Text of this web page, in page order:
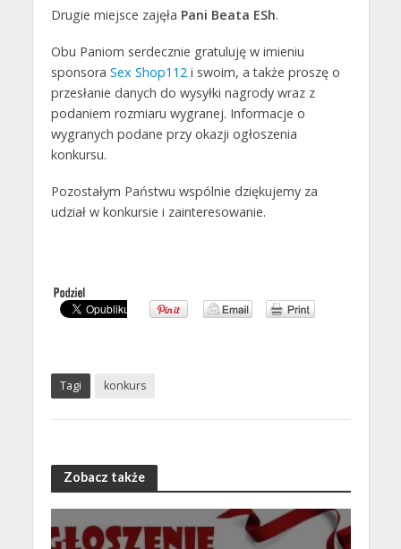
Drugie miejsce zajęła Pani Beata ESh.
Obu Paniom serdecznie gratuluję w imieniu
sponsora Sex Shop112i swoim, a także proszę o
przesłanie danych do wysyłki nagrody wraz z
podaniem rozmiaru wygranej. Informacje o
wygranych podane przy okazji ogłoszenia
konkursu.
Pozostałym Państwu wspólnie dziękujemy za
udział w konkursie i zainteresowanie.
Tagi konkurs
Zobacz także